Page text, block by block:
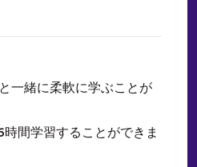
一緒に柔軟に学ぶことが
時間学習することができま